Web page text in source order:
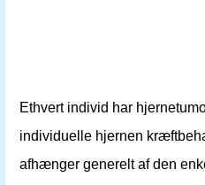
Ethvert individ har
individuelle hjernen
afhænger generelt af den